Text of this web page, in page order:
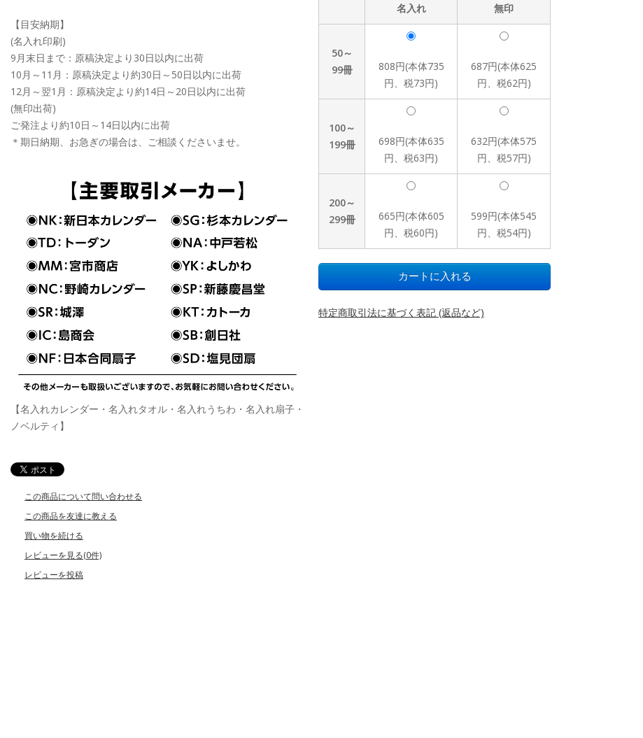
名入れ 無印
50～
99冊
808円(本体735
円、税73円)
687円(本体625
円、税62円)
100～
199冊
698円(本体635
円、税63円)
632円(本体575
円、税57円)
200～
299冊
665円(本体605
円、税60円)
599円(本体545
円、税54円)
特定商取引法に基づく表記 (返品など)
【目安納期】
(名入れ印刷)
9月末日まで：原稿決定より30日以内に出荷
10月～11月：原稿決定より約30日～50日以内に出荷
12月～翌1月：原稿決定より約14日～20日以内に出荷
(無印出荷)
ご発注より約10日～14日以内に出荷
＊期日納期、お急ぎの場合は、ご相談くださいませ。
【名入れカレンダー・名入れタオル・名入れうちわ・名入れ扇子・
ノベルティ】
この商品について問い合わせる
この商品を友達に教える
買い物を続ける
レビューを見る(0件)
レビューを投稿